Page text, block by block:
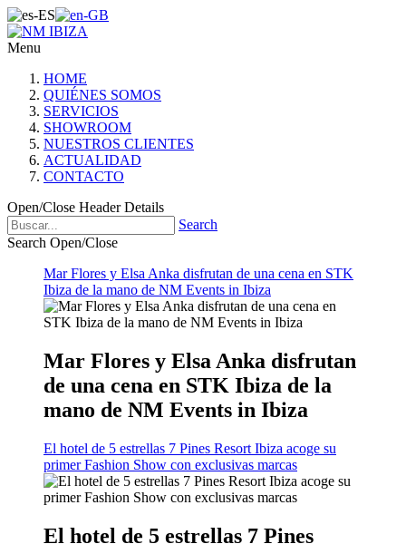
Menu
HOME
QUIÉNES SOMOS
SERVICIOS
SHOWROOM
NUESTROS CLIENTES
ACTUALIDAD
CONTACTO
Open/Close Header Details
Search
Search Open/Close
Mar Flores y Elsa Anka disfrutan de una cena en STK
Ibiza de la mano de NM Events in Ibiza
Mar Flores y Elsa Anka disfrutan
de una cena en STK Ibiza de la
mano de NM Events in Ibiza
El hotel de 5 estrellas 7 Pines Resort Ibiza acoge su
primer Fashion Show con exclusivas marcas
El hotel de 5 estrellas 7 Pines